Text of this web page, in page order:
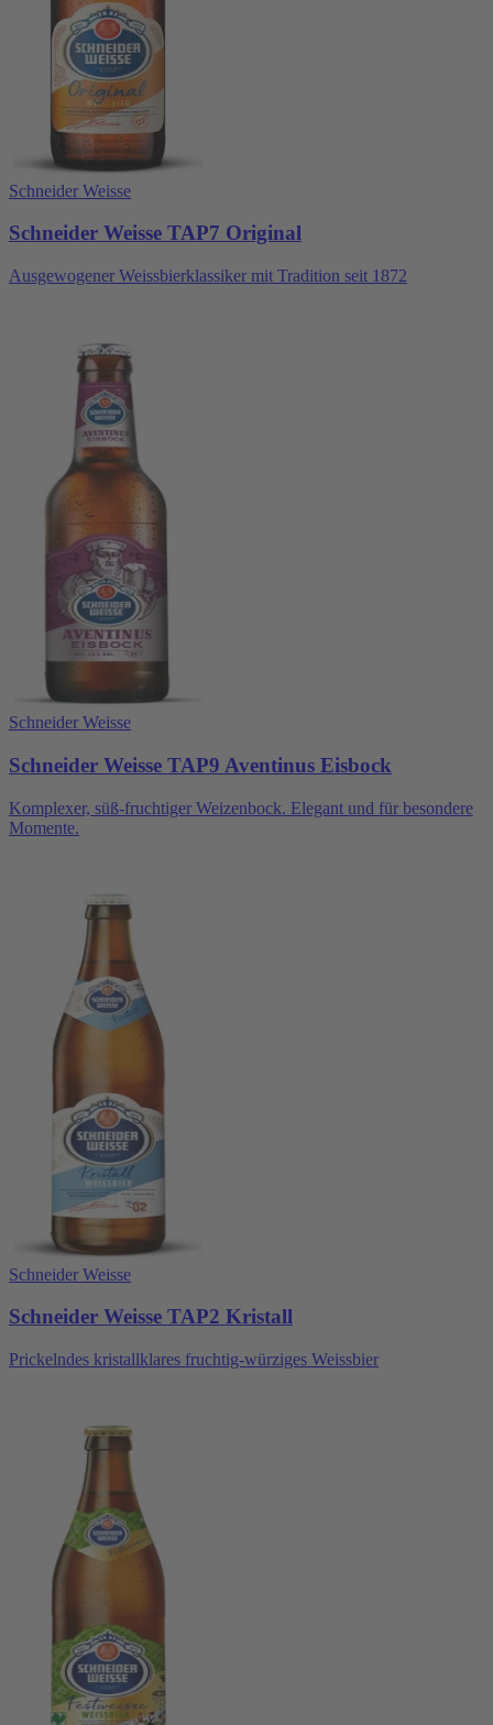
Schneider Weisse
Schneider Weisse TAP7 Original
Ausgewogener Weissbierklassiker mit Tradition seit 1872
Schneider Weisse
Schneider Weisse TAP9 Aventinus Eisbock
Komplexer, süß-fruchtiger Weizenbock. Elegant und für besondere
Momente.
Schneider Weisse
Schneider Weisse TAP2 Kristall
Prickelndes kristallklares fruchtig-würziges Weissbier